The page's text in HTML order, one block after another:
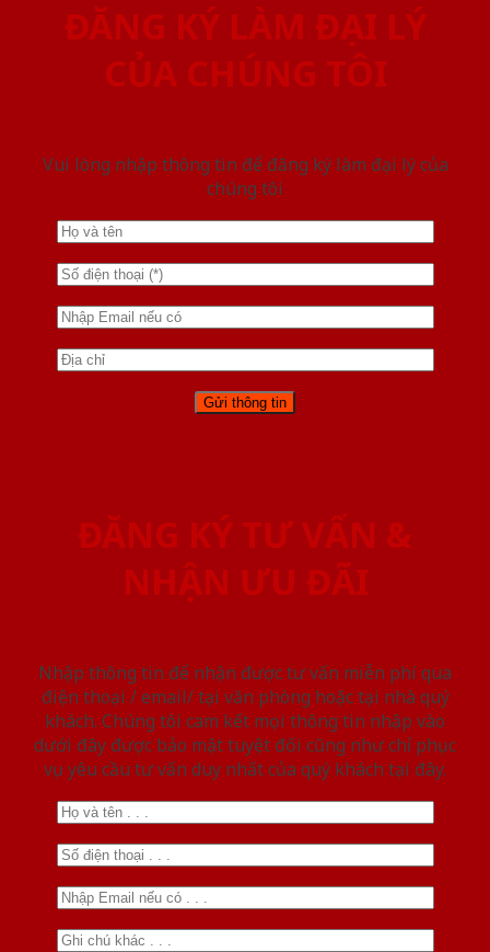
ĐĂNG KÝ LÀM ĐẠI LÝ
CỦA CHÚNG TÔI
Vui lòng nhập thông tin để đăng ký làm đại lý của
chúng tôi
ĐĂNG KÝ TƯ VẤN &
NHẬN ƯU ĐÃI
Nhập thông tin để nhận được tư vấn miễn phí qua
điện thoại / email/ tại văn phòng hoặc tại nhà quý
khách. Chúng tôi cam kết mọi thông tin nhập vào
dưới đây được bảo mật tuyệt đối cũng như chỉ phục
vụ yêu cầu tư vấn duy nhất của quý khách tại đây.